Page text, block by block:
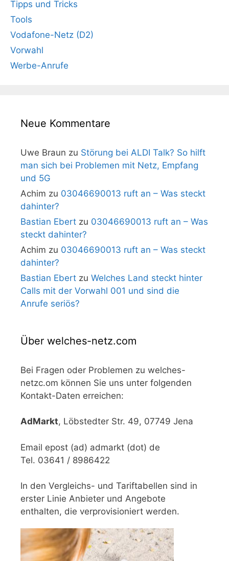
Tipps und Tricks
Tools
Vodafone-Netz (D2)
Vorwahl
Werbe-Anrufe
Neue Kommentare
Uwe Braun zu Störung bei ALDI Talk? So hilft
man sich bei Problemen mit Netz, Empfang
und 5G
Achim zu 03046690013 ruft an – Was steckt
dahinter?
Bastian Ebert zu 03046690013 ruft an – Was
steckt dahinter?
Achim zu 03046690013 ruft an – Was steckt
dahinter?
Bastian Ebert zu Welches Land steckt hinter
Calls mit der Vorwahl 001 und sind die
Anrufe seriös?
Über welches-netz.com
Bei Fragen oder Problemen zu welches-
netzc.om können Sie uns unter folgenden
Kontakt-Daten erreichen:
AdMarkt, Löbstedter Str. 49, 07749 Jena
Email epost (ad) admarkt (dot) de
Tel. 03641 / 8986422
In den Vergleichs- und Tariftabellen sind in
erster Linie Anbieter und Angebote
enthalten, die verprovisioniert werden.